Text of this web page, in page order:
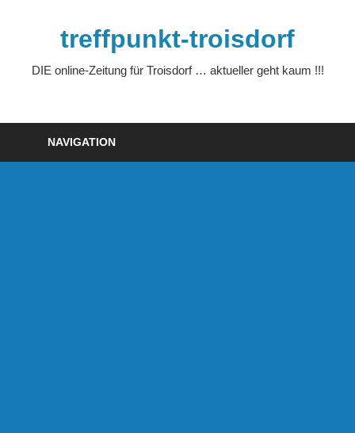
treffpunkt-troisdorf
DIE online-Zeitung für Troisdorf … aktueller geht kaum !!!
NAVIGATION